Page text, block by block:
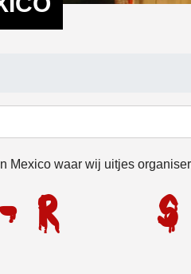
Mexico waar wij uitjes
R